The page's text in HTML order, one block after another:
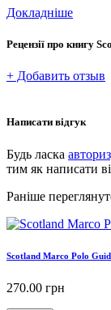
Докладніше
Рецензії про книгу
+ Добавить отзыв
Написати відгук
Будь ласка
тим як написати
Раніше
Scotland Marco Polo
270.00 грн